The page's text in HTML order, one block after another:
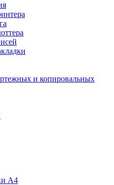
и копировальных
А4